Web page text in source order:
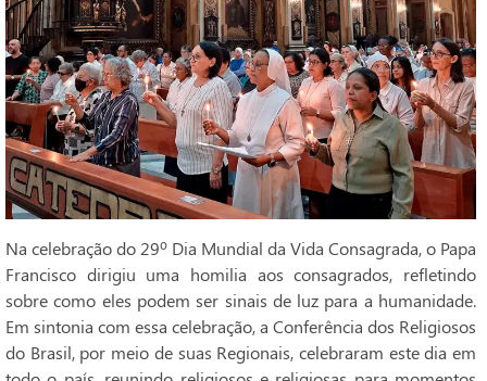
Na celebração do 29º Dia Mundial da Vida Consagrada, o Papa
Francisco dirigiu uma homilia aos consagrados, refletindo
sobre como eles podem ser sinais de luz para a humanidade.
Em sintonia com essa celebração, a Conferência dos Religiosos
do Brasil, por meio de suas Regionais, celebraram este dia em